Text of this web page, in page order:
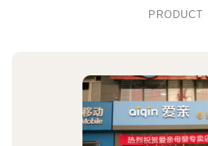
PRODUCT